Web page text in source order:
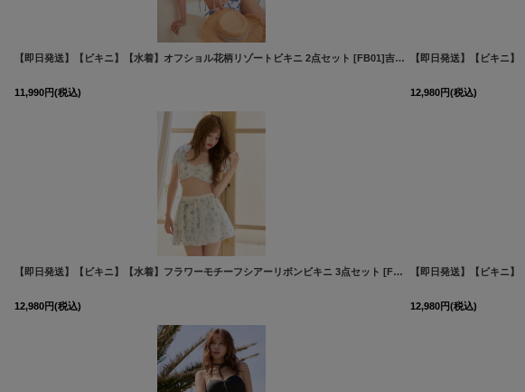
【即日発送】【ビキニ】【水着】オフショル花柄リゾートビキニ 2点セット [FB01]吉木千沙都（ちぃぽぽ）着用
11,990円(税込) 12,980円(税込)
【即日発送】【ビキニ】【水着】フラワーモチーフシアーリボンビキニ 3点セット [FB01]吉木千沙都（ちぃぽぽ）着用
12,980円(税込) 12,980円(税込)